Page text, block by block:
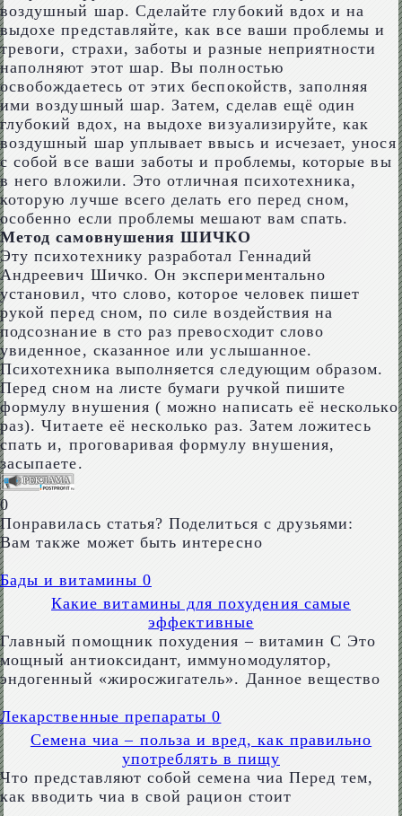
воздушный шар. Сделайте глубокий вдох и на
выдохе представляйте, как все ваши проблемы и
тревоги, страхи, заботы и разные неприятности
наполняют этот шар. Вы полностью
освобождаетесь от этих беспокойств, заполняя
ими воздушный шар. Затем, сделав ещё один
глубокий вдох, на выдохе визуализируйте, как
воздушный шар уплывает ввысь и исчезает, унося
с собой все ваши заботы и проблемы, которые вы
в него вложили. Это отличная психотехника,
которую лучше всего делать его перед сном,
особенно если проблемы мешают вам спать.
Метод самовнушения ШИЧКО
Эту психотехнику разработал Геннадий
Андреевич Шичко. Он экспериментально
установил, что слово, которое человек пишет
рукой перед сном, по силе воздействия на
подсознание в сто раз превосходит слово
увиденное, сказанное или услышанное.
Психотехника выполняется следующим образом.
Перед сном на листе бумаги ручкой пишите
формулу внушения ( можно написать её несколько
раз). Читаете её несколько раз. Затем ложитесь
спать и, проговаривая формулу внушения,
засыпаете.
0
Понравилась статья? Поделиться с друзьями:
Вам также может быть интересно
Бады и витамины 0
Какие витамины для похудения самые
эффективные
Главный помощник похудения – витамин C Это
мощный антиоксидант, иммуномодулятор,
эндогенный «жиросжигатель». Данное вещество
Лекарственные препараты 0
Семена чиа – польза и вред, как правильно
употреблять в пищу
Что представляют собой семена чиа Перед тем,
как вводить чиа в свой рацион стоит